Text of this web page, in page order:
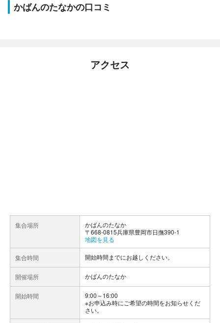
かばんのたなかの口コミ
アクセス
集合場所
かばんのたなか
〒668-0815兵庫県豊岡市日撫390-1
地図を見る
集合時間 開始時間までにお越しください。
開催場所 かばんのたなか
開始時間
9:00～16:00
※お申込み時にご希望の時間をお知らせくだ
さい。